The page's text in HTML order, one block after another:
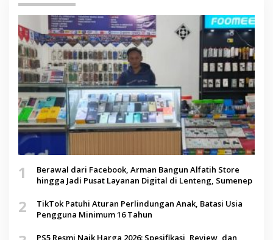
1
Berawal dari Facebook, Arman Bangun Alfatih Store
hingga Jadi Pusat Layanan Digital di Lenteng, Sumenep
2
TikTok Patuhi Aturan Perlindungan Anak, Batasi Usia
Pengguna Minimum 16 Tahun